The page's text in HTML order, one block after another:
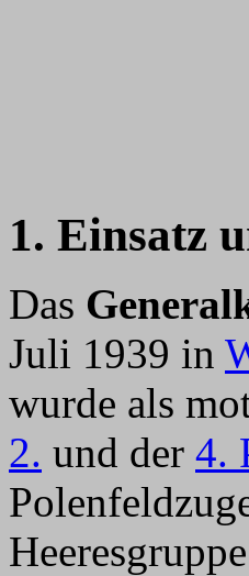
1. Einsatz
Das
Juli 1939 in
wurde als
2. und der 4.